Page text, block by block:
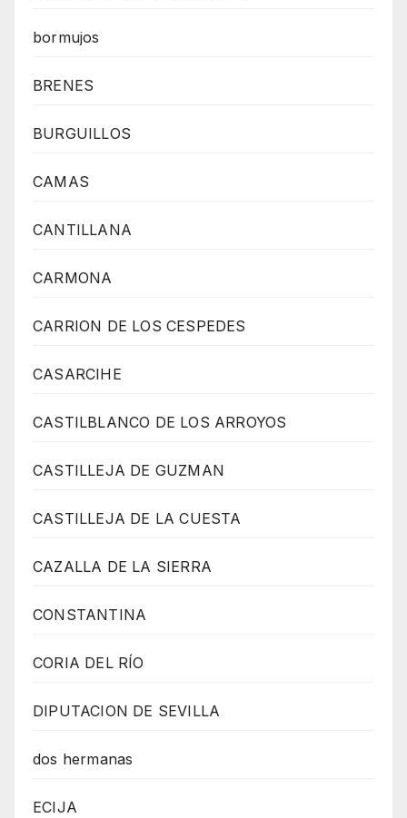
bormujos
BRENES
BURGUILLOS
CAMAS
CANTILLANA
CARMONA
CARRION DE LOS CESPEDES
CASARCIHE
CASTILBLANCO DE LOS ARROYOS
CASTILLEJA DE GUZMAN
CASTILLEJA DE LA CUESTA
CAZALLA DE LA SIERRA
CONSTANTINA
CORIA DEL RÍO
DIPUTACION DE SEVILLA
dos hermanas
ECIJA